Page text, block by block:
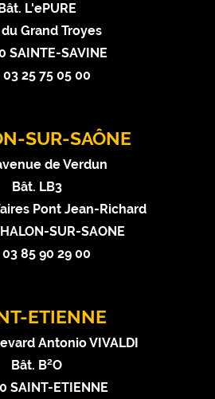
Bât. L'ePURE
du Grand Troyes
SAINTE-SAVINE
03 25 75 05 00
SUR-SAÔNE
de Verdun
Bât. LB3
Pont Jean-Richard
SUR-SAONE
03 85 90 29 00
ETIENNE
Antonio VIVALDI
Bât. B²O
SAINT-ETIENNE